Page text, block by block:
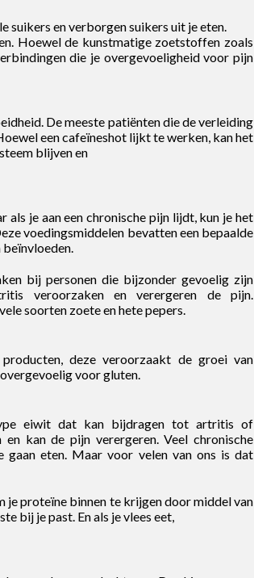
suikers en verborgen suikers uit je eten.
Hoewel de kunstmatige zoetstoffen zoals
die je overgevoeligheid voor pijn
De meeste patiënten die de verleiding
een cafeïneshot lijkt te werken, kan het
blijven en
als je aan een chronische pijn lijdt, kun je het
voedingsmiddelen bevatten een bepaalde
bij personen die bijzonder gevoelig zijn
veroorzaken en verergeren de pijn.
soorten zoete en hete pepers.
deze veroorzaakt de groei van
voor gluten.
eiwit dat kan bijdragen tot artritis of
kan de pijn verergeren. Veel chronische
gaan eten. Maar voor velen van ons is dat
je proteïne binnen te krijgen door middel van
bij je past. En als je vlees eet,